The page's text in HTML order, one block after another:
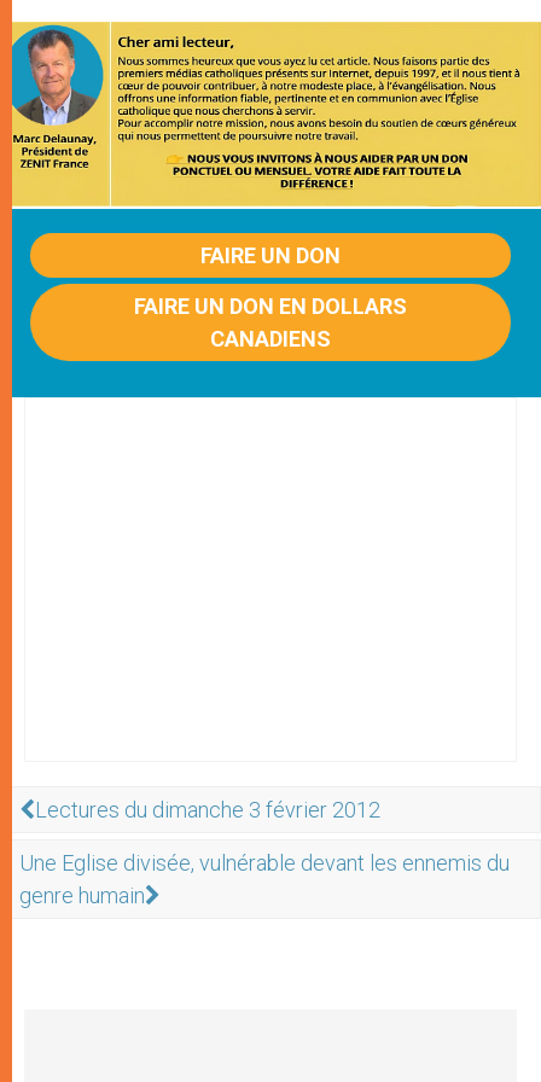
FAIRE UN DON
FAIRE UN DON EN DOLLARS
CANADIENS
Lectures du dimanche 3 février 2012
Une Eglise divisée, vulnérable devant les ennemis du
genre humain